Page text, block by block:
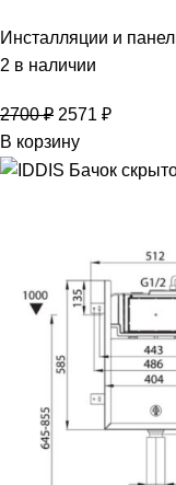
Инсталляции и
2 в наличии
2700₽ 2571 ₽
В корзину